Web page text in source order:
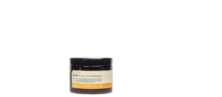
Σε περίπτωση που δεν
σύνολο της παραγγελίας
προσφέρουμε επιστροφή
ημερομηνία που τα